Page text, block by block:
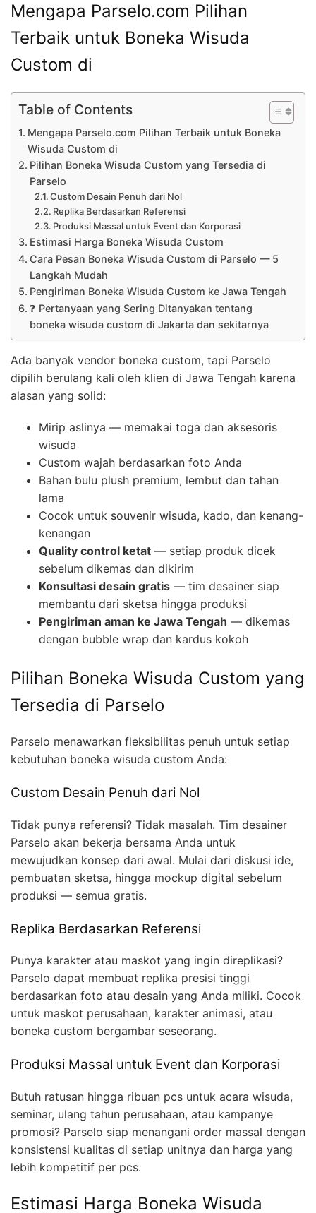
Mengapa Parselo.com Pilihan
Terbaik untuk Boneka Wisuda
Custom di
Table of Contents
Mengapa Parselo.com Pilihan Terbaik untuk Boneka
Wisuda Custom di
Pilihan Boneka Wisuda Custom yang Tersedia di
Parselo
Custom Desain Penuh dari Nol
Replika Berdasarkan Referensi
Produksi Massal untuk Event dan Korporasi
Estimasi Harga Boneka Wisuda Custom
Cara Pesan Boneka Wisuda Custom di Parselo — 5
Langkah Mudah
Pengiriman Boneka Wisuda Custom ke Jawa Tengah
❓ Pertanyaan yang Sering Ditanyakan tentang
boneka wisuda custom di Jakarta dan sekitarnya
Ada banyak vendor boneka custom, tapi Parselo
dipilih berulang kali oleh klien di Jawa Tengah karena
alasan yang solid:
Mirip aslinya — memakai toga dan aksesoris
wisuda
Custom wajah berdasarkan foto Anda
Bahan bulu plush premium, lembut dan tahan
lama
Cocok untuk souvenir wisuda, kado, dan kenang-
kenangan
Quality control ketat — setiap produk dicek
sebelum dikemas dan dikirim
Konsultasi desain gratis — tim desainer siap
membantu dari sketsa hingga produksi
Pengiriman aman ke Jawa Tengah — dikemas
dengan bubble wrap dan kardus kokoh
Pilihan Boneka Wisuda Custom yang
Tersedia di Parselo
Parselo menawarkan fleksibilitas penuh untuk setiap
kebutuhan boneka wisuda custom Anda:
Custom Desain Penuh dari Nol
Tidak punya referensi? Tidak masalah. Tim desainer
Parselo akan bekerja bersama Anda untuk
mewujudkan konsep dari awal. Mulai dari diskusi ide,
pembuatan sketsa, hingga mockup digital sebelum
produksi — semua gratis.
Replika Berdasarkan Referensi
Punya karakter atau maskot yang ingin direplikasi?
Parselo dapat membuat replika presisi tinggi
berdasarkan foto atau desain yang Anda miliki. Cocok
untuk maskot perusahaan, karakter animasi, atau
boneka custom bergambar seseorang.
Produksi Massal untuk Event dan Korporasi
Butuh ratusan hingga ribuan pcs untuk acara wisuda,
seminar, ulang tahun perusahaan, atau kampanye
promosi? Parselo siap menangani order massal dengan
konsistensi kualitas di setiap unitnya dan harga yang
lebih kompetitif per pcs.
Estimasi Harga Boneka Wisuda